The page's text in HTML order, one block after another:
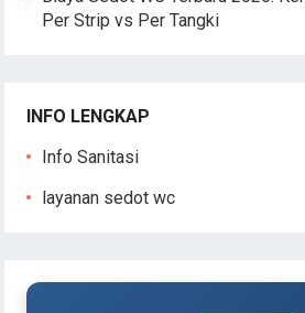
Per Strip vs Per Tangki
INFO LENGKAP
Info Sanitasi
layanan sedot wc